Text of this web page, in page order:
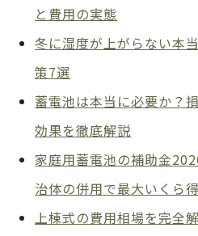
と費用の実態
冬に湿度が上がらない本
策7選
蓄電池は本当に必要か？
効果を徹底解説
家庭用蓄電池の補助金
治体の併用で最大いくら
上棟式の費用相場を完全